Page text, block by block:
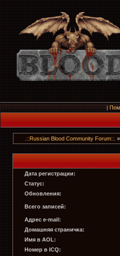
|
.::Russian Blood Community Forum::.
Дата регистрации:
Статус:
Обновления:
Всего записей:
Адрес e-mail:
Домашняя страничка:
Имя в AOL:
Номер в ICQ: